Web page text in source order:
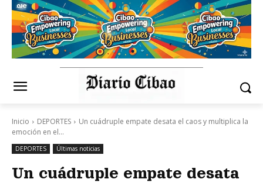
Inicio DEPORTES
Un cuádruple empate desata el caos y multiplica la
emoción en el...
DEPORTES Últimas noticias
Un cuádruple empate desata